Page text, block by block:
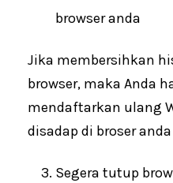
browser anda
Jika membersihkan
browser, maka Anda
mendaftarkan ulang
disadap di broser anda
Segera tutup